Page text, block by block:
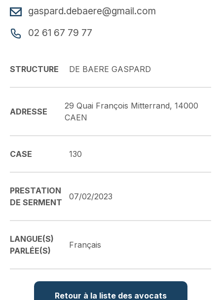
gaspard.debaere@gmail.com
02 61 67 79 77
STRUCTURE DE BAERE GASPARD
ADRESSE
29 Quai François Mitterrand, 14000
CAEN
CASE 130
PRESTATION
DE SERMENT
07/02/2023
LANGUE(S)
PARLÉE(S)
Français
Retour à la liste des avocats